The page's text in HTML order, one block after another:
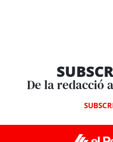
De la redacció